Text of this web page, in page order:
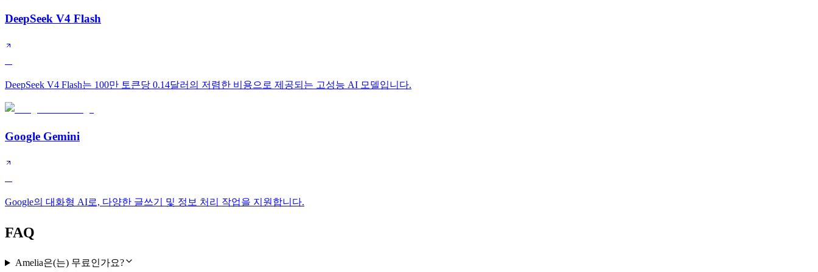
DeepSeek V4 Flash
DeepSeek V4 Flash는 100만 토큰당 0.14달러의 저렴한 비용으로 제공되는 고성능 AI 모델입니다.
Google Gemini
Google의 대화형 AI로, 다양한 글쓰기 및 정보 처리 작업을 지원합니다.
FAQ
Amelia은(는) 무료인가요?